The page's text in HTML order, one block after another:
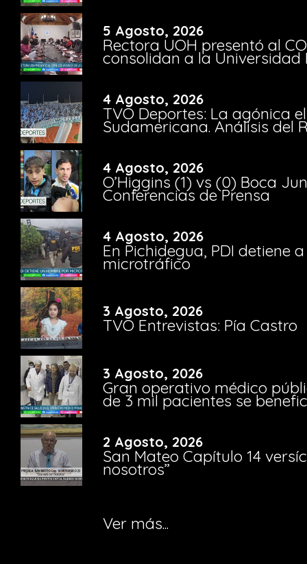
5 Agosto, 2026
Rectora UOH presentó al
consolidan a la Universidad
4 Agosto, 2026
TVO Deportes: La agónica
Sudamericana. Análisis del
4 Agosto, 2026
O’Higgins (1) vs (0) Boca
Conferencias de Prensa
4 Agosto, 2026
En Pichidegua, PDI detiene
microtráfico
3 Agosto, 2026
TVO Entrevistas: Pía Castro
3 Agosto, 2026
Gran operativo médico
de 3 mil pacientes se
2 Agosto, 2026
San Mateo Capítulo 14
nosotros”
Ver más...